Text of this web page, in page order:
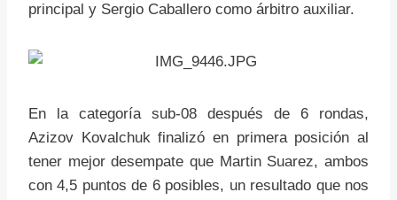
principal y Sergio Caballero como árbitro auxiliar.
En la categoría sub-08 después de 6 rondas,
Azizov Kovalchuk finalizó en primera posición al
tener mejor desempate que Martin Suarez, ambos
con 4,5 puntos de 6 posibles, un resultado que nos